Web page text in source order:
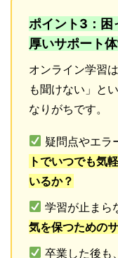
ポイント3：困
厚いサポート
オンライン学習
も聞けない」と
なりがちです。
疑問点やエラ
トでいつでも気
いるか？
学習が止まら
気を保つための
卒業した後も